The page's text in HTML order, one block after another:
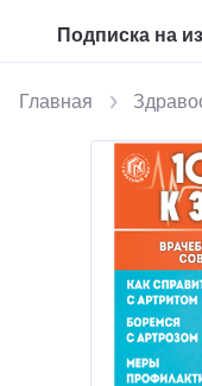
Подписка на
Главная